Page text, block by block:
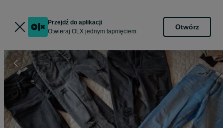
Przejdź do aplikacji
Otwieraj OLX jednym tapnięciem
Otwórz